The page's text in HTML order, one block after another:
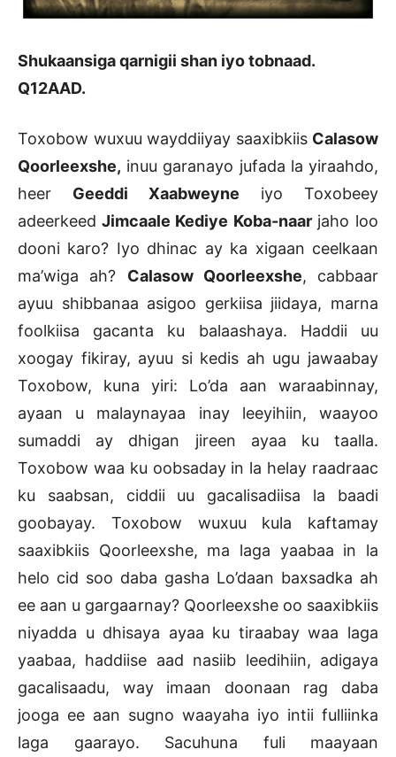
Shukaansiga qarnigii shan iyo tobnaad.
Q12AAD.
Toxobow wuxuu wayddiiyay saaxibkiis Calasow
Qoorleexshe, inuu garanayo jufada la yiraahdo,
heer Geeddi Xaabweyne iyo Toxobeey
adeerkeed Jimcaale Kediye Koba-naarjaho loo
dooni karo? Iyo dhinac ay ka xigaan ceelkaan
ma’wiga ah? Calasow Qoorleexshe, cabbaar
ayuu shibbanaa asigoo gerkiisa jiidaya, marna
foolkiisa gacanta ku balaashaya. Haddii uu
xoogay fikiray, ayuu si kedis ah ugu jawaabay
Toxobow, kuna yiri: Lo’da aan waraabinnay,
ayaan u malaynayaa inay leeyihiin, waayoo
sumaddi ay dhigan jireen ayaa ku taalla.
Toxobow waa ku oobsaday in la helay raadraac
ku saabsan, ciddii uu gacalisadiisa la baadi
goobayay. Toxobow wuxuu kula kaftamay
saaxibkiis Qoorleexshe, ma laga yaabaa in la
helo cid soo daba gasha Lo’daan baxsadka ah
ee aan u gargaarnay? Qoorleexshe oo saaxibkiis
niyadda u dhisaya ayaa ku tiraabay waa laga
yaabaa, haddiise aad nasiib leedihiin, adigaya
gacalisaadu, way imaan doonaan rag daba
jooga ee aan sugno waayaha iyo intii fulliinka
laga gaarayo. Sacuhuna fuli maayaan